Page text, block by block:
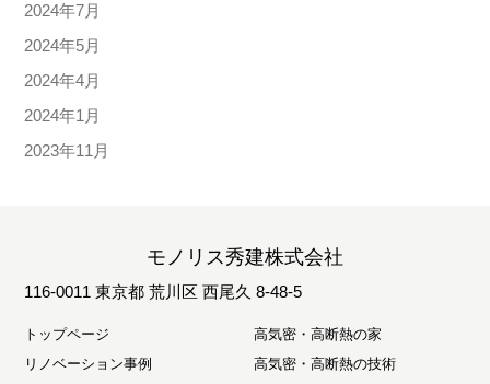
2024年7月
2024年5月
2024年4月
2024年1月
2023年11月
モノリス秀建株式会社
116-0011 東京都 荒川区 西尾久 8-48-5
トップページ
リノベーション事例
高気密・高断熱の家
高気密・高断熱の技術